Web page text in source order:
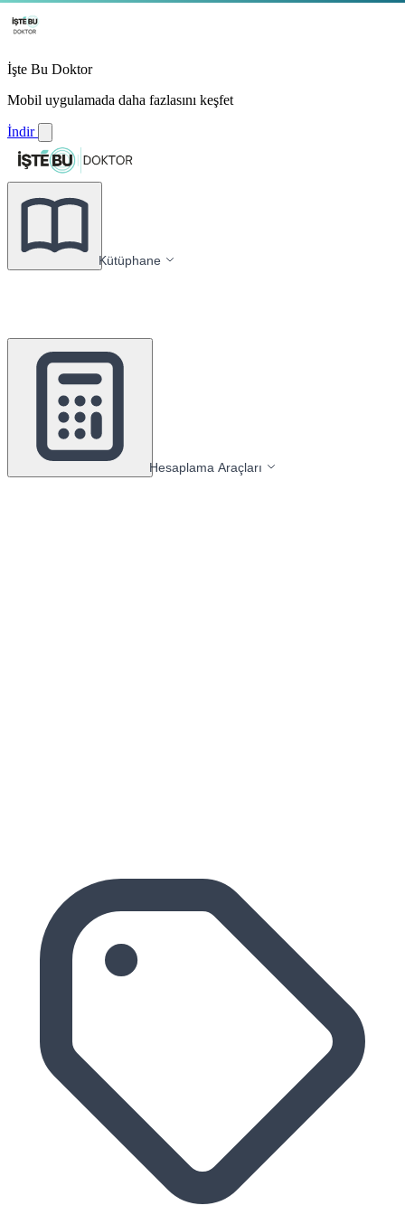
İşte Bu Doktor
Mobil uygulamada daha fazlasını keşfet
İndir
Kütüphane
Hesaplama Araçları